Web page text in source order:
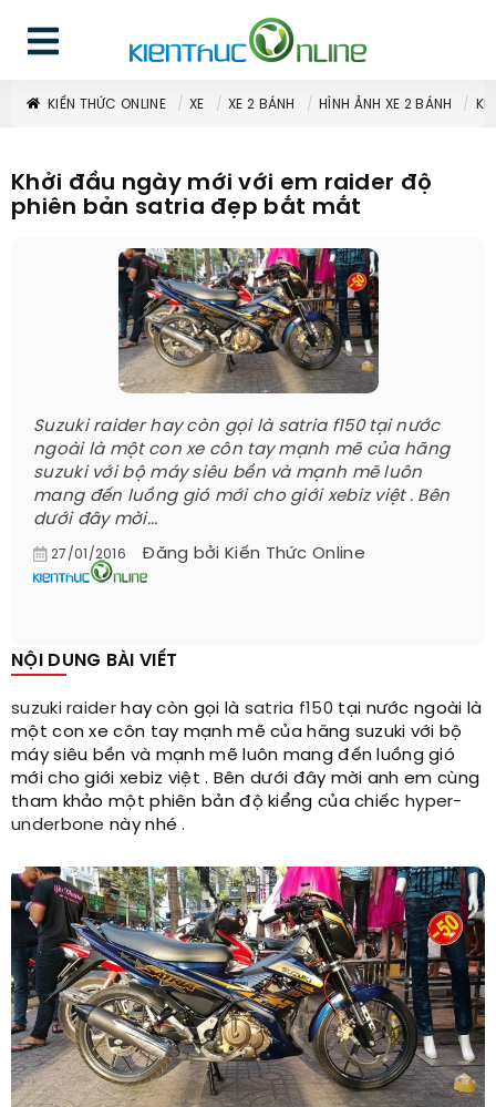
KIẾN THỨC ONLINE XE XE 2 BÁNH HÌNH ẢNH XE 2 BÁNH
Khởi đầu ngày mới với em raider độ
phiên bản satria đẹp bắt mắt
Suzuki raider hay còn gọi là satria f150 tại nước
ngoài là một con xe côn tay mạnh mẽ của hãng
suzuki với bộ máy siêu bền và mạnh mẽ luôn
mang đến luồng gió mới cho giới xebiz việt . Bên
dưới đây mời...
27/01/2016 Đăng bởi Kiến Thức Online
NỘI DUNG BÀI VIẾT
suzuki raiderhay còn gọi là satria f150 tại nước ngoài là
một con xe côn tay mạnh mẽ của hãng suzuki với bộ
máy siêu bền và mạnh mẽ luôn mang đến luồng gió
mới cho giới xebiz việt . Bên dưới đây mời anh em cùng
tham khảo một phiên bản độ kiểng của chiếc hyper-
underbone này nhé .